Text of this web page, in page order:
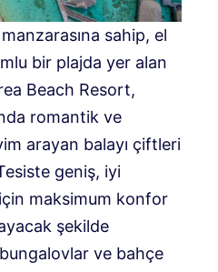
sahip, el
bir plajda yer alan
Beach Resort,
romantik ve
arayan balayı çiftleri
geniş, iyi
maksimum konfor
şekilde
ve bahçe